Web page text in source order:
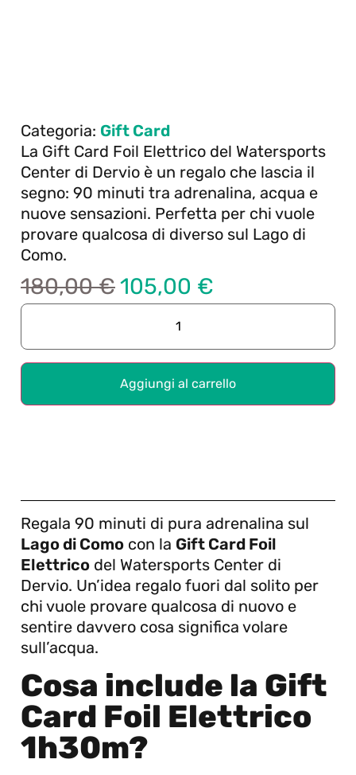
Categoria: Gift Card
La Gift Card Foil Elettrico del Watersports
Center di Dervio è un regalo che lascia il
segno: 90 minuti tra adrenalina, acqua e
nuove sensazioni. Perfetta per chi vuole
provare qualcosa di diverso sul Lago di
Como.
180,00€105,00 €
Aggiungi al carrello
Regala 90 minuti di pura adrenalina sul
Lago di Como con la Gift Card Foil
Elettrico del Watersports Center di
Dervio. Un’idea regalo fuori dal solito per
chi vuole provare qualcosa di nuovo e
sentire davvero cosa significa volare
sull’acqua.
Cosa include la Gift
Card Foil Elettrico
1h30m?